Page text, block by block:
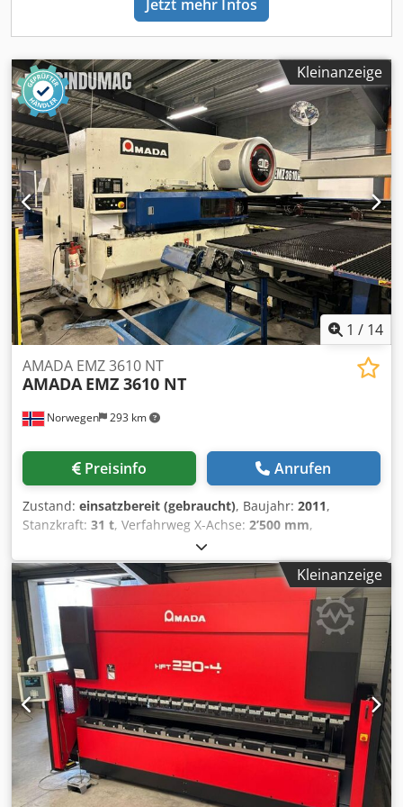
Jetzt mehr Infos
Kleinanzeige
1 / 14
Norwegen 293 km
AMADA EMZ 3610 NT
AMADA EMZ 3610 NT
Preisinfo Anrufen
Zustand: einsatzbereit (gebraucht), Baujahr: 2011,
Stanzkraft: 31 t, Verfahrweg X-Achse: 2’500 mm,
1’525 mm
Tischbelastung:160 kg, Steuerungshersteller:FANUC,
Anzahl der Achsen:2, Diese AMADA EMZ 3610 NT CNC-
Stanzmaschine wurde im Jahr 2011 hergestellt. Sie verfügt
über eine Fanuc-Steuerung, eine Stanzkraft von 300kN und
einen Arbeitsbereich von 2500 x 1525 mm, der mit einer
Neupositionierung auf 5000 x 1525 mm erweitert werden
kann. Die Maschine kann Blechstärken bis zu 4,5 mm
verarbeiten und unterstützt eine maximale Tischbelastung
von 160 kg. Wenn Sie auf der Suche nach einer
hochwertigen Stanzmaschine sind, sollten Sie die AMADA
EMZ 3610 NT in Betracht ziehen, die wir zum Verkauf
anbieten. Kontaktieren Sie uns für weitere Informationen. •
Arbeitsbereich mit Repositionierung: 5000 x 1525 mm •
Kleinanzeige